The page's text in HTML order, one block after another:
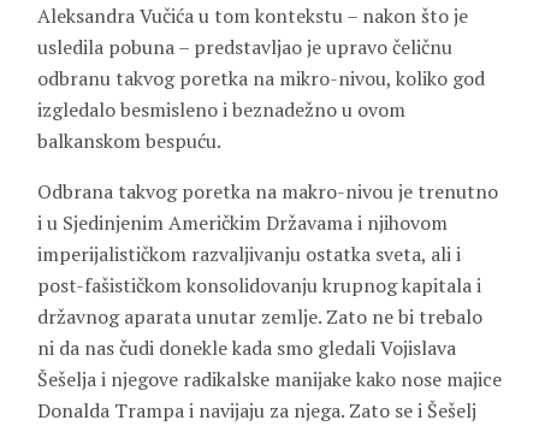
Aleksandra Vučića u tom kontekstu – nakon što je
usledila pobuna – predstavljao je upravo čeličnu
odbranu takvog poretka na mikro-nivou, koliko god
izgledalo besmisleno i beznadežno u ovom
balkanskom bespuću.
Odbrana takvog poretka na makro-nivou je trenutno
i u Sjedinjenim Američkim Državama i njihovom
imperijalističkom razvaljivanju ostatka sveta, ali i
post-fašističkom konsolidovanju krupnog kapitala i
državnog aparata unutar zemlje. Zato ne bi trebalo
ni da nas čudi donekle kada smo gledali Vojislava
Šešelja i njegove radikalske manijake kako nose majice
Donalda Trampa i navijaju za njega. Zato se i Šešelj